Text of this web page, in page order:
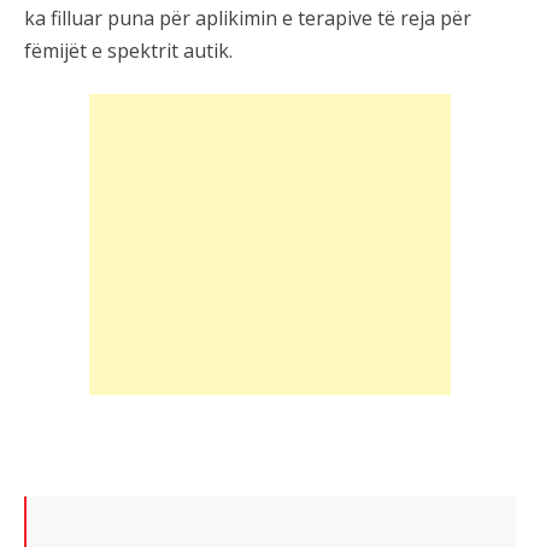
ka filluar puna për aplikimin e terapive të reja për
fëmijët e spektrit autik.